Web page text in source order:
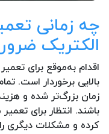
چه زمانی
الکتریک
اقدام به‌موقع برای
بالایی برخوردار است.
زمان بزرگ‌تر شده و
باشند. انتظار برای
کرده و مشکلات دیگری